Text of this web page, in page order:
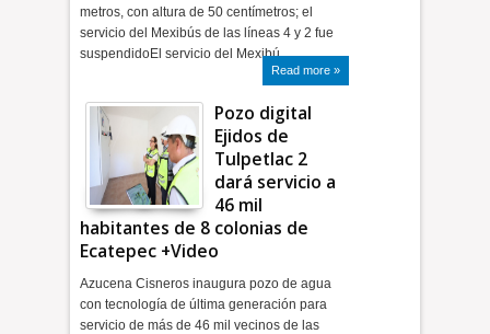
metros, con altura de 50 centímetros; el
servicio del Mexibús de las líneas 4 y 2 fue
suspendidoEl servicio del Mexibú…
Read more »
Pozo digital
Ejidos de
Tulpetlac 2
dará servicio a
46 mil
habitantes de 8 colonias de
Ecatepec +Video
Azucena Cisneros inaugura pozo de agua
con tecnología de última generación para
servicio de más de 46 mil vecinos de las